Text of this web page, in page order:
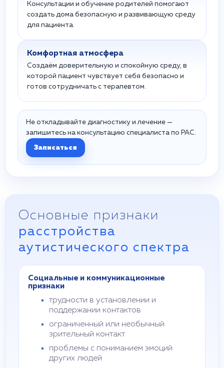
Консультации и обучение родителей помогают
создать дома безопасную и развивающую среду
для пациента.
Комфортная атмосфера
Создаём доверительную и спокойную среду, в
которой пациент чувствует себя безопасно и
готов сотрудничать с терапевтом.
Не откладывайте диагностику и лечение —
запишитесь на консультацию специалиста по РАС.
Записаться
Основные признаки
расстройства
аутистического спектра
Социальные и коммуникационные
признаки
трудности в установлении и
поддержании контактов
ограниченный или необычный
зрительный контакт
проблемы с пониманием эмоций
других людей